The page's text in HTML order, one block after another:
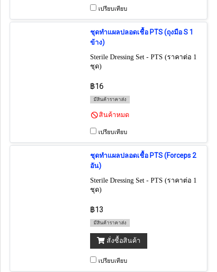
เปรียบเทียบ
ชุดทำแผลปลอดเชื้อ PTS (ถุงมือ S 1
ข้าง)
Sterile Dressing Set - PTS (ราคาต่อ 1
ชุด)
฿16
มีสินค้าราคาส่ง
สินค้าหมด
เปรียบเทียบ
ชุดทำแผลปลอดเชื้อ PTS (Forceps 2
อัน)
Sterile Dressing Set - PTS (ราคาต่อ 1
ชุด)
฿13
มีสินค้าราคาส่ง
สั่งซื้อสินค้า
เปรียบเทียบ